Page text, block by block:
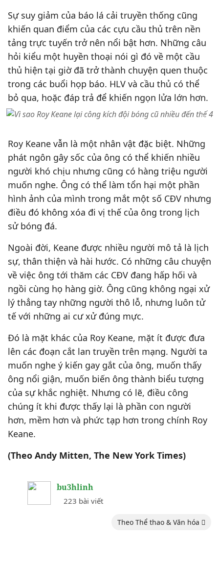
Sự suy giảm của báo lá cải truyền thống cũng
khiến quan điểm của các cựu cầu thủ trên nền
tảng trực tuyến trở nên nổi bật hơn. Những câu
hỏi kiểu một huyền thoại nói gì đó về một cầu
thủ hiện tại giờ đã trở thành chuyện quen thuộc
trong các buổi họp báo. HLV và cầu thủ có thể
bỏ qua, hoặc đáp trả để khiến ngọn lửa lớn hơn.
Roy Keane vẫn là một nhân vật đặc biệt. Những
phát ngôn gây sốc của ông có thể khiến nhiều
người khó chịu nhưng cũng có hàng triệu người
muốn nghe. Ông có thể làm tổn hại một phần
hình ảnh của mình trong mắt một số CĐV nhưng
điều đó không xóa đi vị thế của ông trong lịch
sử bóng đá.
Ngoài đời, Keane được nhiều người mô tả là lịch
sự, thân thiện và hài hước. Có những câu chuyện
về việc ông tới thăm các CĐV đang hấp hối và
ngồi cùng họ hàng giờ. Ông cũng không ngại xử
lý thẳng tay những người thô lỗ, nhưng luôn tử
tế với những ai cư xử đúng mực.
Đó là mặt khác của Roy Keane, mặt ít được đưa
lên các đoạn cắt lan truyền trên mạng. Người ta
muốn nghe ý kiến gay gắt của ông, muốn thấy
ông nổi giận, muốn biến ông thành biểu tượng
của sự khắc nghiệt. Nhưng có lẽ, điều công
chúng ít khi được thấy lại là phần con người
hơn, mềm hơn và phức tạp hơn trong chính Roy
Keane.
(Theo Andy Mitten, The New York Times)
bu3hlinh
223 bài viết
Theo Thể thao & Văn hóa